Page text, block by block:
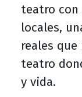
teatro con
locales,
reales
teatro
y vida.